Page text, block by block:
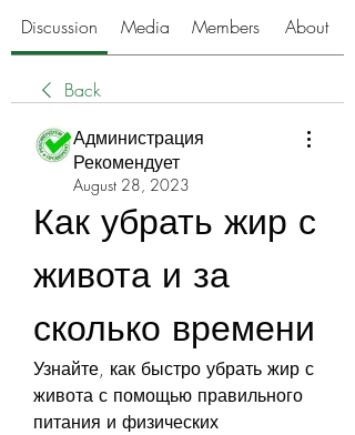
Discussion Media Members About
Back
Администрация
Рекомендует
August 28, 2023
Как убрать жир с
живота и за
сколько времени
Узнайте, как быстро убрать жир с
живота с помощью правильного
питания и физических